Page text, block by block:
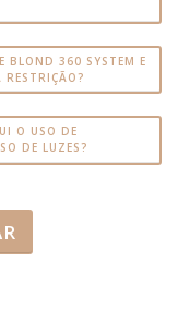
BLOND 360 SYSTEM E
O USO DE
DE LUZES?